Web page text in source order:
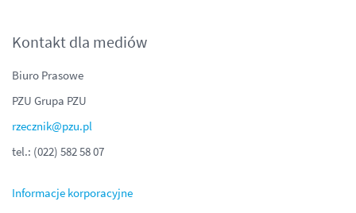
Kontakt dla mediów
Biuro Prasowe
PZU Grupa PZU
rzecznik@pzu.pl
tel.: (022) 582 58 07
Informacje korporacyjne